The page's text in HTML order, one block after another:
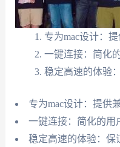
专为mac设计：
一键连接：简化
稳定高速的体验
专为mac设计：提供
一键连接：简化的用
稳定高速的体验：保